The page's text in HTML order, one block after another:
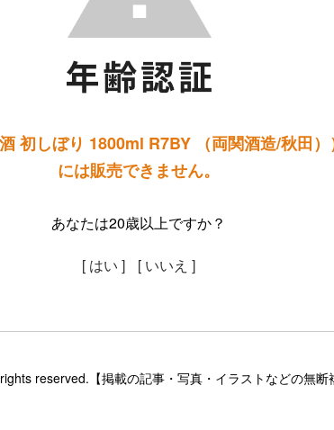
初しぼり 1800ml R7BY （両関酒造/秋田
には販売できません。
あなたは20歳以上ですか？
[ はい ] [ いいえ ]
reserved.【掲載の記事・写真・イラストなどの無断